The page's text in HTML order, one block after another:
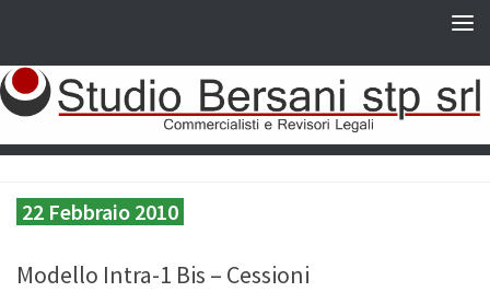
22 Febbraio 2010
Modello Intra-1 Bis – Cessioni